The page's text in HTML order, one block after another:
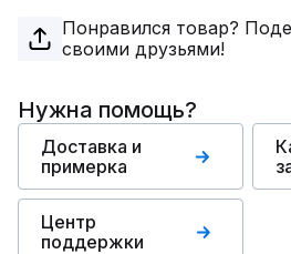
Понравился товар?
своими друзьями!
Нужна помощь?
Доставка и
примерка
Центр
поддержки